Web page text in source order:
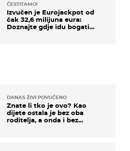
ČESTITAMO!
Izvučen je Eurojackpot od
čak 32,6 milijuna eura:
Doznajte gdje idu bogati
DANAS ŽIVI POVUČENO
Znate li tko je ovo? Kao
dijete ostala je bez oba
roditelja, a onda i bez